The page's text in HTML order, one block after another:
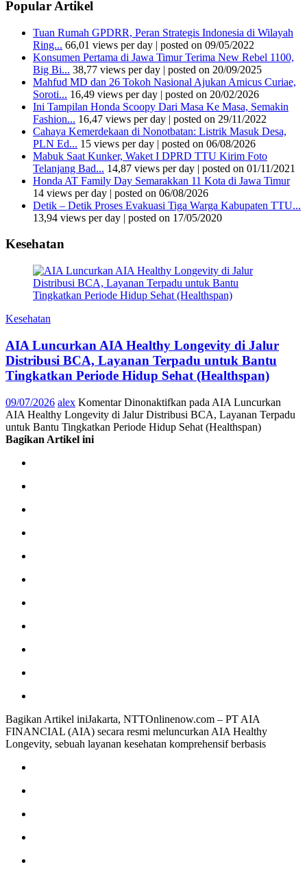
Popular Artikel
Tuan Rumah GPDRR, Peran Strategis Indonesia di Wilayah
Ring... 66,01 views per day | posted on 09/05/2022
Konsumen Pertama di Jawa Timur Terima New Rebel 1100,
Big Bi... 38,77 views per day | posted on 20/09/2025
Mahfud MD dan 26 Tokoh Nasional Ajukan Amicus Curiae,
Soroti... 16,49 views per day | posted on 20/02/2026
Ini Tampilan Honda Scoopy Dari Masa Ke Masa, Semakin
Fashion... 16,47 views per day | posted on 29/11/2022
Cahaya Kemerdekaan di Nonotbatan: Listrik Masuk Desa,
PLN Ed... 15 views per day | posted on 06/08/2026
Mabuk Saat Kunker, Waket I DPRD TTU Kirim Foto
Telanjang Bad... 14,87 views per day | posted on 01/11/2021
Honda AT Family Day Semarakkan 11 Kota di Jawa Timur
14 views per day | posted on 06/08/2026
Detik – Detik Proses Evakuasi Tiga Warga Kabupaten TTU...
13,94 views per day | posted on 17/05/2020
Kesehatan
Kesehatan
AIA Luncurkan AIA Healthy Longevity di Jalur
Distribusi BCA, Layanan Terpadu untuk Bantu
Tingkatkan Periode Hidup Sehat (Healthspan)
09/07/2026 alex Komentar Dinonaktifkan pada AIA Luncurkan
AIA Healthy Longevity di Jalur Distribusi BCA, Layanan Terpadu
untuk Bantu Tingkatkan Periode Hidup Sehat (Healthspan)
Bagikan Artikel ini
Bagikan Artikel iniJakarta, NTTOnlinenow.com – PT AIA
FINANCIAL (AIA) secara resmi meluncurkan AIA Healthy
Longevity, sebuah layanan kesehatan komprehensif berbasis